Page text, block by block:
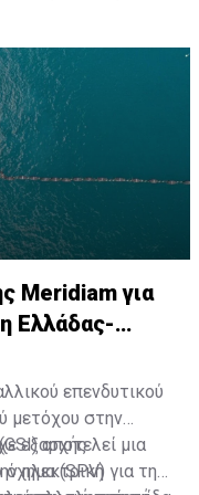
Meridiam για
Ελλάδας-
επενδυτικού
μετόχου στην
αποτελεί μια
ηλεκτρική
εξαρχής
(SPV) για την